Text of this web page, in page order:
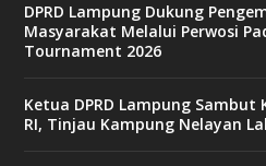
c
a
s
n
o
DPRD Lampung Dukung
Masyarakat Melalui Perwosi
Tournament 2026
Ketua DPRD Lampung Sambut
RI, Tinjau Kampung Nelayan